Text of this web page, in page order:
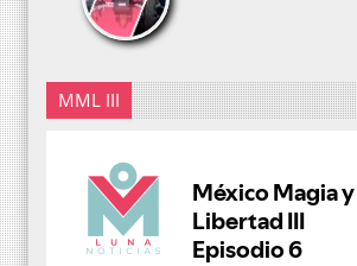
MML III